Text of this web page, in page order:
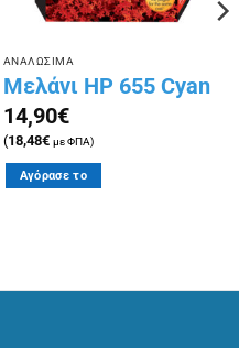
ΑΝΑΛΩΣΙΜΑ
Μελάνι HP 655 Cyan
14,90€
(18,48€ με ΦΠΑ)
Αγόρασε το